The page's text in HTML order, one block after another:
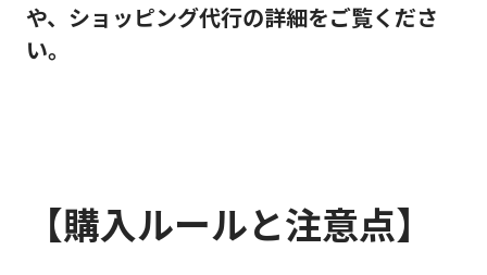
や、ショッピング代行の詳細をご覧くださ
い。
【購入ルールと注意点】